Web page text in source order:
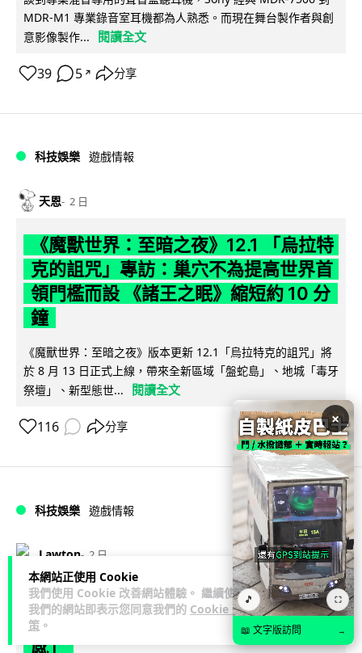
本網站正使用 Cookie
我們使用 Cookie 改善網站體驗。 繼續使用
我們的網站即表示您同意我們的 Cookie 政
策 。
MDR-M1 專業錄音室耳機都為人熟悉。而現在舞台製作者與創
意影像製作...
閱讀全文
39 5 ↗ 分享
科技娛樂 遊戲情報
天恩 2 日
《魔獸世界：至暗之夜》12.1 「烏拉特
克的詛咒」專訪：巢穴不為提高世界首
領門檻而設 《諸王之眠》縮短約 10 分
鐘
《魔獸世界：至暗之夜》版本更新 12.1「烏拉特克的詛咒」將
於 8 月 13 日正式上線，帶來全新區域「盤蛇島」、地城「毒牙
祭壇」、新型態世...
閱讀全文
116 分享
科技娛樂 遊戲情報
Lawton 2 日
日本二手遊戲店減 90% 門市 業績反增
四成 "懷舊"在 Z 世代變成最潮「新鮮
感」
×
🎵 ⛶
📖 文字版訪問 →